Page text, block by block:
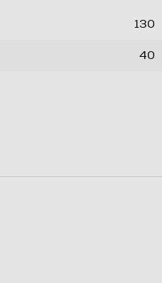
130
40